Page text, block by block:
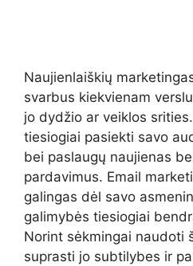
Naujienlaiškių
svarbus kiekvienam
jo dydžio ar veiklos
tiesiogiai pasiekti savo
bei paslaugų naujienas
pardavimus. Email
galingas dėl savo
galimybės tiesiogiai
Norint sėkmingai naudoti
suprasti jo subtilybes ir